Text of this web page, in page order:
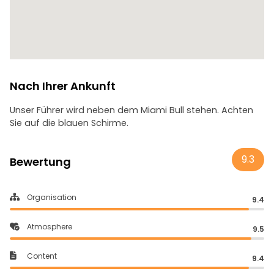
Nach Ihrer Ankunft
Unser Führer wird neben dem Miami Bull stehen. Achten
Sie auf die blauen Schirme.
Bewertung 9.3
Organisation 9.4
Atmosphere 9.5
Content 9.4